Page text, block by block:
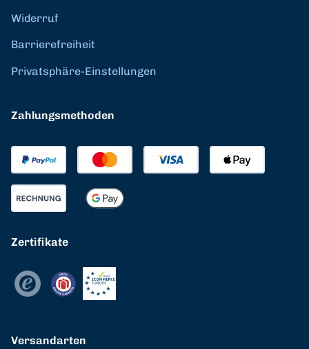
Widerruf
Barrierefreiheit
Privatsphäre-Einstellungen
Zahlungsmethoden
Zertifikate
Versandarten